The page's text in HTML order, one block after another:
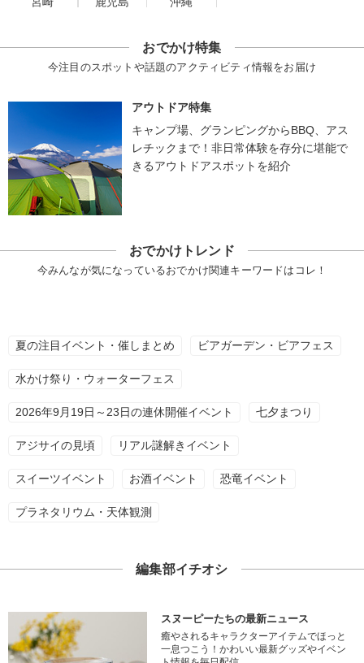
おでかけ特集
今注目のスポットや話題のアクティビティ情報をお届け
アウトドア特集
キャンプ場、グランピングからBBQ、アス
レチックまで！非日常体験を存分に堪能で
きるアウトドアスポットを紹介
おでかけトレンド
今みんなが気になっているおでかけ関連キーワードはコレ！
夏の注目イベント・催しまとめ ビアガーデン・ビアフェス
水かけ祭り・ウォーターフェス
2026年9月19日～23日の連休開催イベント 七夕まつり
アジサイの見頃 リアル謎解きイベント
スイーツイベント お酒イベント 恐竜イベント
プラネタリウム・天体観測
編集部イチオシ
スヌーピーたちの最新ニュース
癒やされるキャラクターアイテムでほっと
一息つこう！かわいい最新グッズやイベン